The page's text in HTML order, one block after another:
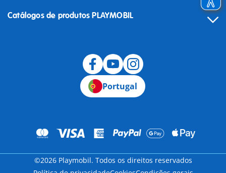
Catálogos de produtos PLAYMOBIL
Portugal
©2026 Playmobil. Todos os direitos reservados